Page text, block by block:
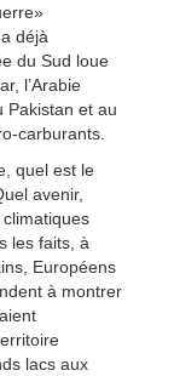
déjà
du Sud loue
l’Arabie
Pakistan et au
carburants.
quel est le
avenir,
les faits, à
Européens
à montrer
lacs aux